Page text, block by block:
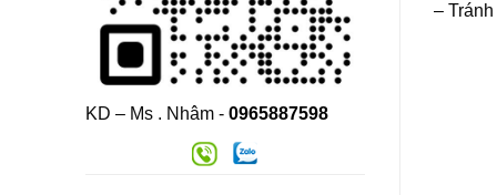
KD – Ms . Nhâm - 0965887598
–